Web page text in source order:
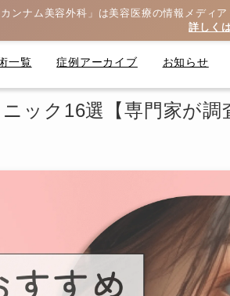
カンナム美容外科」は美容医療の情報メディア
詳しく
一覧 症例アーカイブ お知らせ
ック16選【専門家が調